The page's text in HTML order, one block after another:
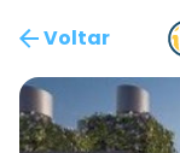
Voltar